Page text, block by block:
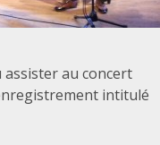
assister au concert
intitulé